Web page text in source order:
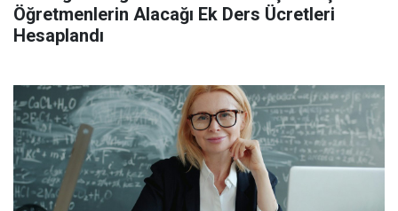
Öğretmenlerin Alacağı Ek Ders Ücretleri
Hesaplandı